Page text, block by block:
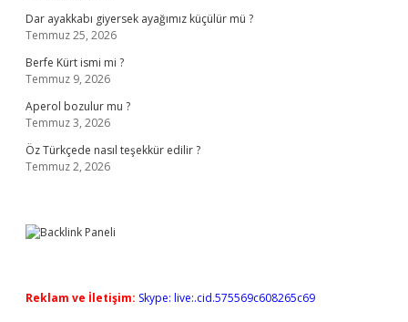
Dar ayakkabı giyersek ayağımız küçülür mü ?
Temmuz 25, 2026
Berfe Kürt ismi mi ?
Temmuz 9, 2026
Aperol bozulur mu ?
Temmuz 3, 2026
Öz Türkçede nasıl teşekkür edilir ?
Temmuz 2, 2026
Reklam ve İletişim: Skype: live:.cid.575569c608265c69